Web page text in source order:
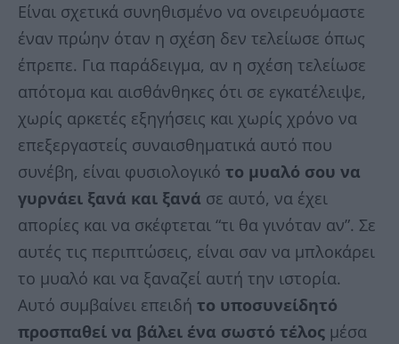
Είναι σχετικά συνηθισμένο να ονειρευόμαστε
έναν πρώην όταν η σχέση δεν τελείωσε όπως
έπρεπε. Για παράδειγμα, αν η σχέση τελείωσε
απότομα και αισθάνθηκες ότι σε εγκατέλειψε,
χωρίς αρκετές εξηγήσεις και χωρίς χρόνο να
επεξεργαστείς συναισθηματικά αυτό που
συνέβη, είναι φυσιολογικό το μυαλό σου να
γυρνάει ξανά και ξανά σε αυτό, να έχει
απορίες και να σκέφτεται “τι θα γινόταν αν”. Σε
αυτές τις περιπτώσεις, είναι σαν να μπλοκάρει
το μυαλό και να ξαναζεί αυτή την ιστορία.
Αυτό συμβαίνει επειδή το υποσυνείδητό
προσπαθεί να βάλει ένα σωστό τέλος μέσα